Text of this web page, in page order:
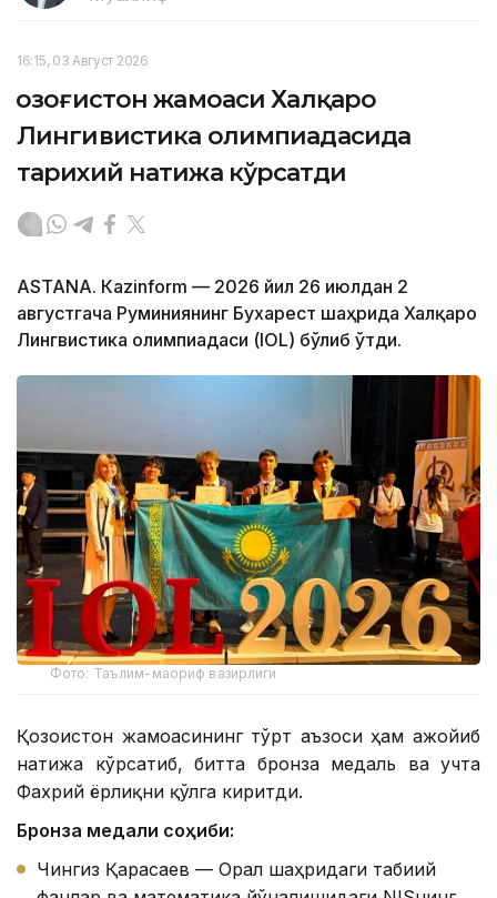
16:15, 03 Август 2026
Қозоғистон жамоаси Халқаро
Лингивистика олимпиадасида
тарихий натижа кўрсатди
ASTANА. Кazinform — 2026 йил 26 июлдан 2
августгача Руминиянинг Бухарест шаҳрида Халқаро
Лингвистика олимпиадаси (IOL) бўлиб ўтди.
Фото: Таълим-маориф вазирлиги
Қозоғистон жамоасининг тўрт аъзоси ҳам ажойиб
натижа кўрсатиб, битта бронза медаль ва учта
Фахрий ёрлиқни қўлга киритди.
Бронза медали соҳиби:
Чингиз Қарасаев — Орал шаҳридаги табиий